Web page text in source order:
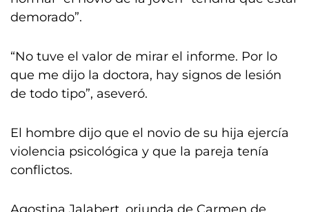
demorado”.
“No tuve el valor de mirar el informe. Por lo
que me dijo la doctora, hay signos de lesión
de todo tipo”, aseveró.
El hombre dijo que el novio de su hija ejercía
violencia psicológica y que la pareja tenía
conflictos.